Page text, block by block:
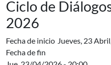
Ciclo de
2026
Fecha de inicio Jueves, 23
Fecha de fin